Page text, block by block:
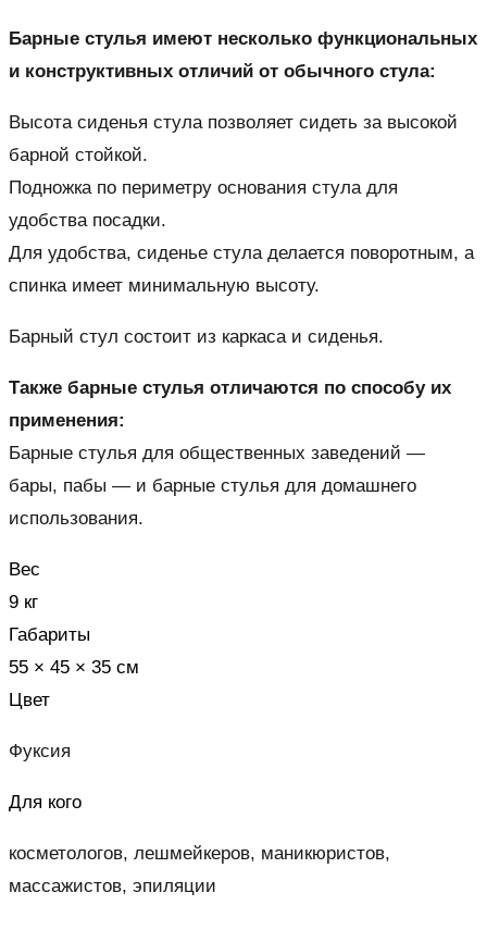
Барные стулья имеют несколько функциональных
и конструктивных отличий от обычного стула:
Высота сиденья стула позволяет сидеть за высокой
барной стойкой.
Подножка по периметру основания стула для
удобства посадки.
Для удобства, сиденье стула делается поворотным, а
спинка имеет минимальную высоту.
Барный стул состоит из каркаса и сиденья.
Также барные стулья отличаются по способу их
применения:
Барные стулья для общественных заведений —
бары, пабы — и барные стулья для домашнего
использования.
Вес
9 кг
Габариты
55 × 45 × 35 см
Цвет
Фуксия
Для кого
косметологов, лешмейкеров, маникюристов,
массажистов, эпиляции